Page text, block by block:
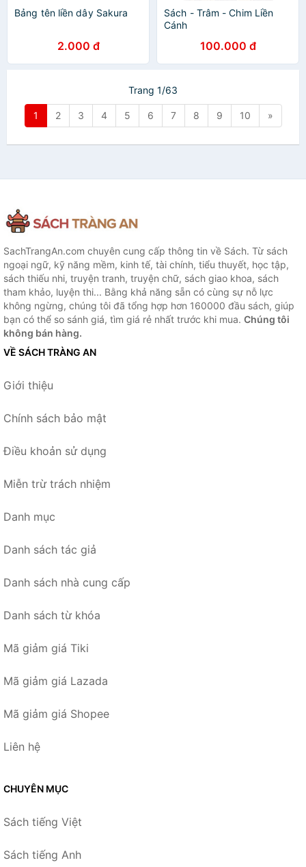
Bảng tên liền dây Sakura
2.000 đ
Sách - Trâm - Chim Liền
Cánh
100.000 đ
Trang 1/63
1 2 3 4 5 6 7 8 9 10 »
SachTrangAn.com chuyên cung cấp thông tin về Sách. Từ sách
ngoại ngữ, kỹ năng mềm, kinh tế, tài chính, tiểu thuyết, học tập,
sách thiếu nhi, truyện tranh, truyện chữ, sách giao khoa, sách
tham khảo, luyện thi... Bằng khả năng sẵn có cùng sự nỗ lực
không ngừng, chúng tôi đã tổng hợp hơn 160000 đầu sách, giúp
bạn có thể so sánh giá, tìm giá rẻ nhất trước khi mua. Chúng tôi
không bán hàng.
VỀ SÁCH TRÀNG AN
Giới thiệu
Chính sách bảo mật
Điều khoản sử dụng
Miễn trừ trách nhiệm
Danh mục
Danh sách tác giả
Danh sách nhà cung cấp
Danh sách từ khóa
Mã giảm giá Tiki
Mã giảm giá Lazada
Mã giảm giá Shopee
Liên hệ
CHUYÊN MỤC
Sách tiếng Việt
Sách tiếng Anh